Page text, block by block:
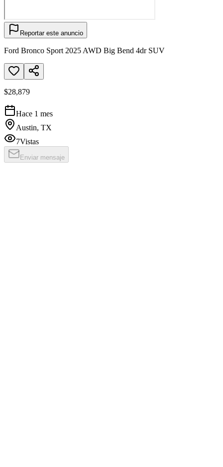
Reportar este anuncio
Ford Bronco Sport 2025 AWD Big Bend 4dr SUV
$28,879
Hace 1 mes
Austin, TX
7Vistas
Enviar mensaje